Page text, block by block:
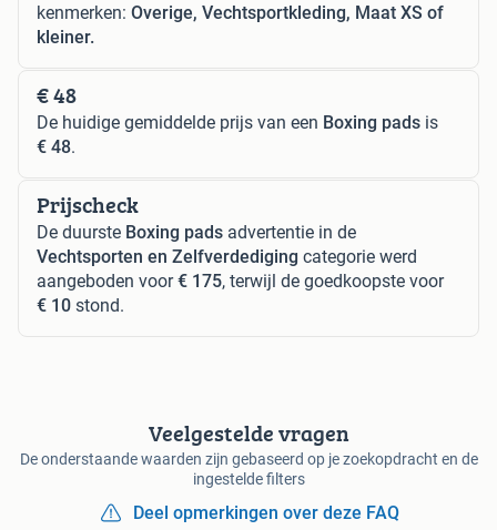
kenmerken: Overige, Vechtsportkleding, Maat XS of
kleiner.
€ 48
De huidige gemiddelde prijs van een Boxing pads is
€ 48.
Prijscheck
De duurste Boxing pads advertentie in de
Vechtsporten en Zelfverdediging categorie werd
aangeboden voor€ 175, terwijl de goedkoopste voor
€ 10 stond.
Veelgestelde vragen
De onderstaande waarden zijn gebaseerd op je zoekopdracht en de
ingestelde filters
Deel opmerkingen over deze FAQ